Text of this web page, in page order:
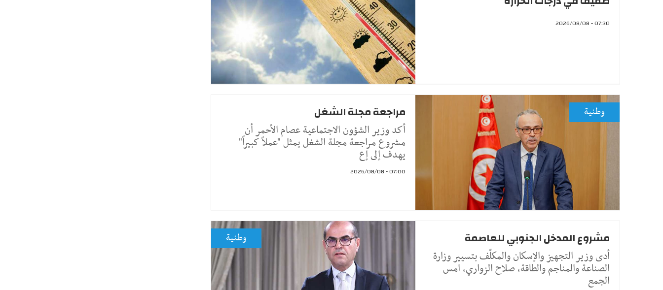
07:30 - 2026/08/08
وطنية مراجعة مجلة الشغل
أكد وزير الشؤون الاجتماعية عصام الأحمر أن
مشروع مراجعة مجلة الشغل يمثل "عملاً كبيراً"
يهدف إلى إع
07:00 - 2026/08/08
وطنية مشروع المدخل الجنوبي للعاصمة
أدى وزير التجهيز والإسكان والمكلّف بتسيير وزارة
الصناعة والمناجم والطاقة، صلاح الزواري، امس
الجمع